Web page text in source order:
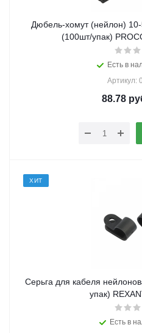
Дюбель-хомут (нейлон)
(100шт/упак)
Есть в
Артикул:
88.78
ХИТ
Серьга для кабеля
упак)
Есть в